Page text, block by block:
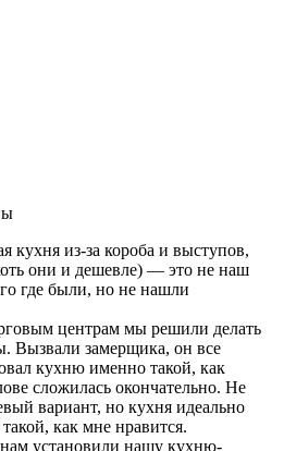
кухня из-за короба и выступов,
они и дешевле) — это не наш
где были, но не нашли
центрам мы решили делать
Вызвали замерщика, он все
кухню именно такой, как
сложилась окончательно. Не
вариант, но кухня идеально
как мне нравится.
установили нашу кухню-